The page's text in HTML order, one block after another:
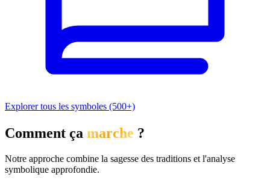
Explorer tous les symboles (500+)
Comment ça marche ?
Notre approche combine la sagesse des traditions et l'analyse
symbolique approfondie.